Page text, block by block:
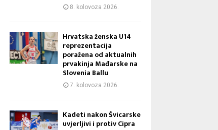
8. kolovoza 2026.
Hrvatska ženska U14
reprezentacija
poražena od aktualnih
prvakinja Mađarske na
Slovenia Ballu
7. kolovoza 2026.
Kadeti nakon Švicarske
uvjerljivi i protiv Cipra